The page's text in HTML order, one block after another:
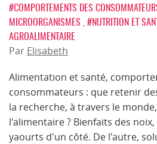
#COMPORTEMENTS DES
MICROORGANISMES #NUTRITION ET
AGROALIMENTAIRE
Par Elisabeth
Alimentation et santé,
consommateurs : que retenir
la recherche, à travers le
l'alimentaire ? Bienfaits des
yaourts d'un côté. De l'autre,